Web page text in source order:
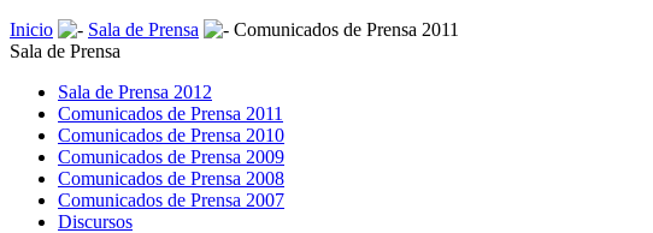
Inicio
Sala de Prensa
Comunicados de Prensa 2011
Sala de Prensa
Sala de Prensa 2012
Comunicados de Prensa 2011
Comunicados de Prensa 2010
Comunicados de Prensa 2009
Comunicados de Prensa 2008
Comunicados de Prensa 2007
Discursos